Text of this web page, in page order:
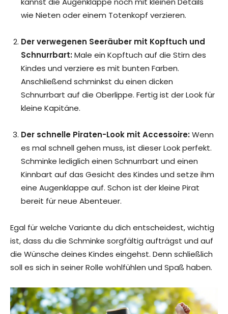
wie Nieten oder einem Totenkopf verzieren.
Der verwegenen Seeräuber mit Kopftuch und
Schnurrbart:Male ein Kopftuch auf die Stirn des
Kindes und verziere es mit bunten Farben.
Anschließend schminkst du einen dicken
Schnurrbart auf die Oberlippe. Fertig ist der Look für
kleine Kapitäne.
Der schnelle Piraten-Look mit Accessoire:Wenn
es mal schnell gehen muss, ist dieser Look perfekt.
Schminke lediglich einen Schnurrbart und einen
Kinnbart auf das Gesicht des Kindes und setze ihm
eine Augenklappe auf. Schon ist der kleine Pirat
bereit für neue Abenteuer.
Egal für welche Variante du dich entscheidest, wichtig
ist, dass du die Schminke sorgfältig aufträgst und auf
die Wünsche deines Kindes eingehst. Denn schließlich
soll es sich in seiner Rolle wohlfühlen und Spaß haben.